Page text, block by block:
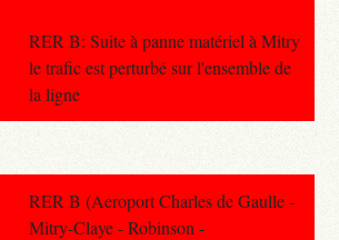
RER B: Suite à panne matériel à Mitry
le trafic est perturbé sur l'ensemble de
la ligne
RER B (Aeroport Charles de Gaulle -
Mitry-Claye - Robinson -